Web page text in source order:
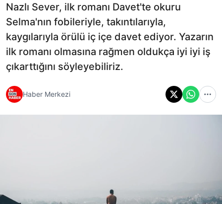
Nazlı Sever, ilk romanı Davet'te okuru
Selma'nın fobileriyle, takıntılarıyla,
kaygılarıyla örülü iç içe davet ediyor. Yazarın
ilk romanı olmasına rağmen oldukça iyi iyi iş
çıkarttığını söyleyebiliriz.
Haber Merkezi